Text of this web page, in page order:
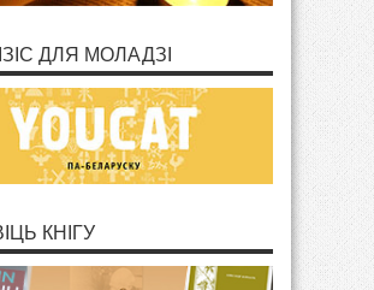
ДЛЯ МОЛАДЗІ
КНІГУ